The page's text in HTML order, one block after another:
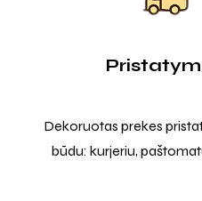
Dekoruotas prekes
būdu: kurjeriu,